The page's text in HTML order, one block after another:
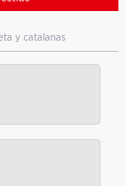
y catalanas